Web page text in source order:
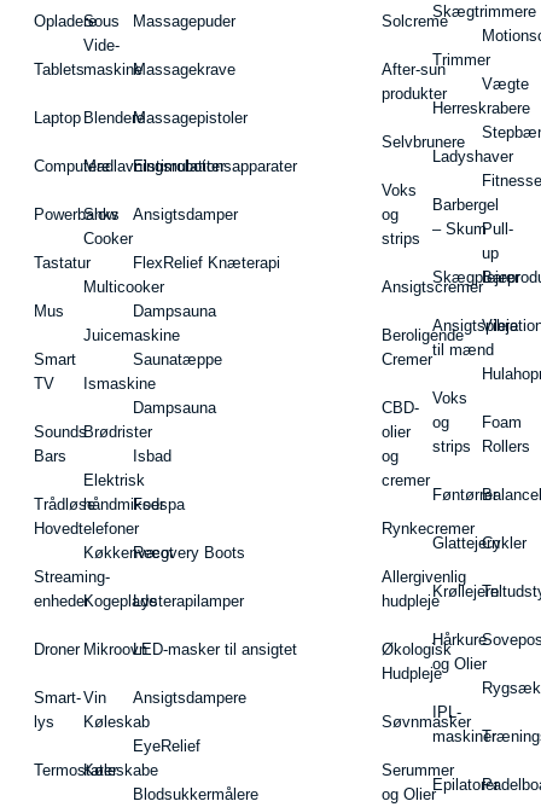
Opladere
Tablets
Laptop
Computere
Powerbanks
Tastatur
Mus
Smart
TV
Sounds
Bars
Trådløse
Hovedtelefoner
Streaming-
enheder
Droner
Smart-
lys
Termostater
Sous
Vide-
maskine
Blendere
Madlavningsrobotter
Slow
Cooker
Multicooker
Juicemaskine
Ismaskine
Brødrister
Elektrisk
håndmikser
Køkkenvægt
Kogeplade
Mikroovn
Vin
Køleskab
Køleskabe
Massagepuder
Massagekrave
Massagepistoler
Elstimulationsapparater
Ansigtsdamper
FlexRelief Knæterapi
Dampsauna
Saunatæppe
Dampsauna
Isbad
Fodspa
Recovery Boots
Lysterapilamper
LED-masker til ansigtet
Ansigtsdampere
EyeRelief
Blodsukkermålere
Solcreme
After-sun
produkter
Selvbrunere
Voks
og
strips
Ansigtscremer
Beroligende
Cremer
CBD-
olier
og
cremer
Rynkecremer
Allergivenlig
hudpleje
Økologisk
Hudpleje
Søvnmasker
Serummer
og Olier
Skægtrimmere
Trimmer
Herreskrabere
Ladyshaver
Barbergel
– Skum
Ansigtspleje
til mænd
Voks
og
strips
Føntørrer
Glattejern
Krøllejern
Hårkure
og Olier
IPL-
maskiner
Epilatorer
Vægte
Pull-
up
Barer
Foam
Rollers
Cykler